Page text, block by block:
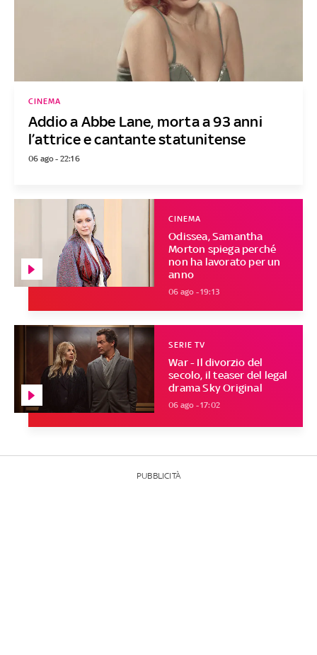
Addio a Abbe Lane, morta a 93 anni
l’attrice e cantante statunitense
CINEMA
06 ago - 22:16
Odissea, Samantha
Morton spiega perché
non ha lavorato per un
anno
CINEMA
06 ago - 19:13
War - Il divorzio del
secolo, il teaser del legal
drama Sky Original
SERIE TV
06 ago - 17:02
PUBBLICITÀ